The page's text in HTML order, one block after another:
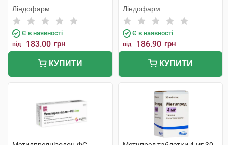
Ліндофарм
Є в наявності
від 183.00 грн
КУПИТИ
Ліндофарм
Є в наявності
від 186.90 грн
КУПИТИ